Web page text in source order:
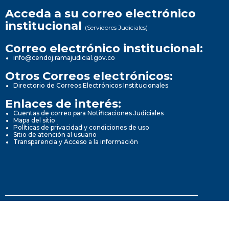
Acceda a su correo electrónico
institucional (Servidores Judiciales)
Correo electrónico institucional:
info@cendoj.ramajudicial.gov.co
Otros Correos electrónicos:
Directorio de Correos Electrónicos Institucionales
Enlaces de interés:
Cuentas de correo para Notificaciones Judiciales
Mapa del sitio
Políticas de privacidad y condiciones de uso
Sitio de atención al usuario
Transparencia y Acceso a la información